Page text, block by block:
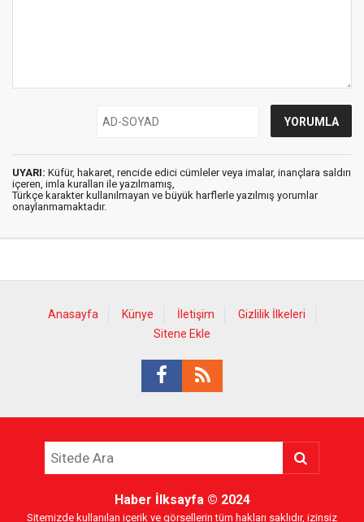
UYARI: Küfür, hakaret, rencide edici cümleler veya imalar, inançlara saldırı
içeren, imla kuralları ile yazılmamış,
Türkçe karakter kullanılmayan ve büyük harflerle yazılmış yorumlar
onaylanmamaktadır.
Anasayfa Künye İletişim
Gizlilik İlkeleri
Sitene Ekle
Haber İlksayfa© 2024
Sitemizde kullanılan içerik ve görsellerin tüm hakları saklıdır, izinsiz